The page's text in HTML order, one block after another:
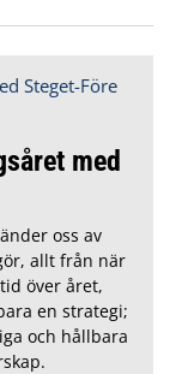
med
oss av
allt från när
över året,
en strategi;
och hållbara